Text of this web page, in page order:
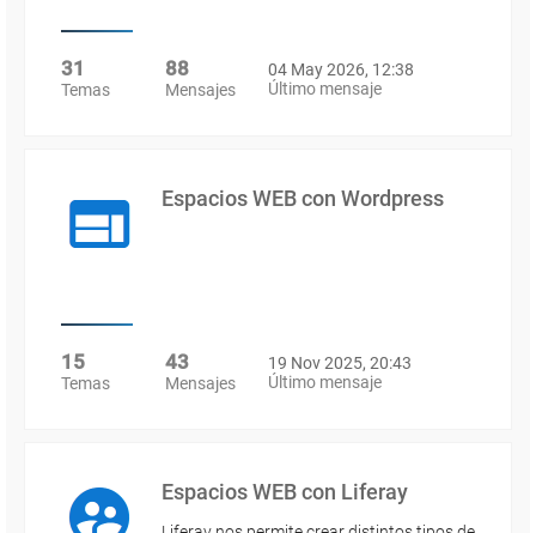
31
Temas
88
Mensajes
04 May 2026, 12:38
Último mensaje
Espacios WEB con Wordpress
15
Temas
43
Mensajes
19 Nov 2025, 20:43
Último mensaje
Espacios WEB con Liferay